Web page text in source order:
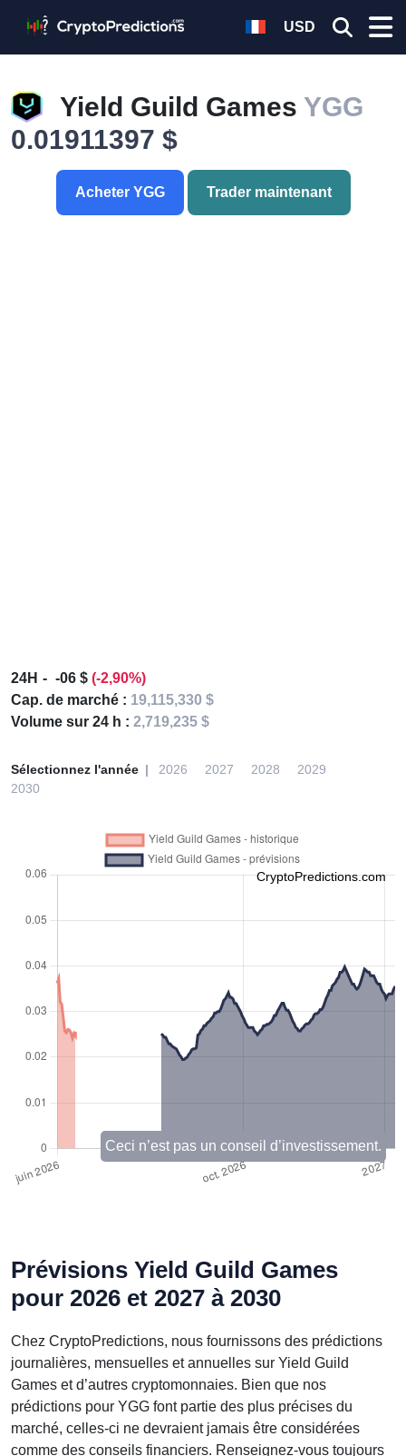
USD
Yield Guild Games YGG
0.01911397 $
Acheter YGG Trader maintenant
24H -06 $ (-2,90%)
Cap. de marché : 19,115,330 $
Volume sur 24 h : 2,719,235 $
Sélectionnez l'année 2026 2027 2028
2029
2030
CryptoPredictions.com
Ceci n’est pas un conseil d’investissement.
Prévisions Yield Guild Games
pour 2026 et 2027 à 2030
Chez CryptoPredictions, nous fournissons des prédictions
journalières, mensuelles et annuelles sur Yield Guild
Games et d’autres cryptomonnaies. Bien que nos
prédictions pour YGG font partie des plus précises du
marché, celles-ci ne devraient jamais être considérées
comme des conseils financiers. Renseignez-vous toujours